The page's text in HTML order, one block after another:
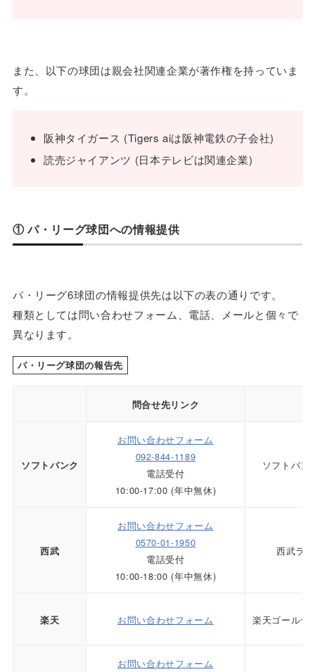
また、以下の球団は親会社関連企業が著作権を持っていま
す。
阪神タイガース (Tigers aiは阪神電鉄の子会社)
読売ジャイアンツ (日本テレビは関連企業)
① パ・リーグ球団への情報提供
パ・リーグ6球団の情報提供先は以下の表の通りです。
種類としては問い合わせフォーム、電話、メールと個々で
異なります。
パ・リーグ球団の報告先
問合せ先リンク
ソフトバンク
お問い合わせフォーム
092-844-1189
電話受付
10:00-17:00 (年中無休)
ソフトバン
西武
お問い合わせフォーム
0570-01-1950
電話受付
10:00-18:00 (年中無休)
西武ラ
楽天 お問い合わせフォーム 楽天ゴールデ
お問い合わせフォーム